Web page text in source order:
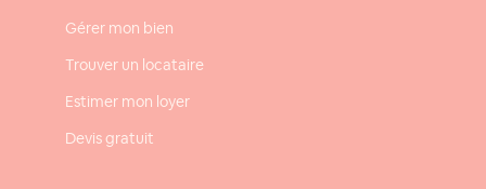
Gérer mon bien
Trouver un locataire
Estimer mon loyer
Devis gratuit